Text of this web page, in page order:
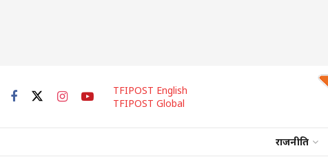
TFIPOST English
TFIPOST Global
राजनीति